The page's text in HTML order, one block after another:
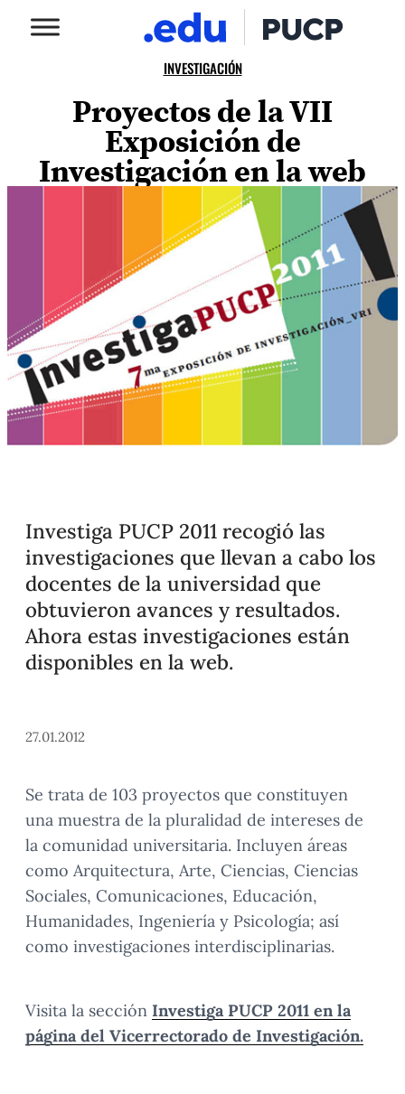
INVESTIGACIÓN
Proyectos de la VII
Exposición de
Investigación en la web
Investiga PUCP 2011 recogió las
investigaciones que llevan a cabo los
docentes de la universidad que
obtuvieron avances y resultados.
Ahora estas investigaciones están
disponibles en la web.
27.01.2012
Se trata de 103 proyectos que constituyen
una muestra de la pluralidad de intereses de
la comunidad universitaria. Incluyen áreas
como Arquitectura, Arte, Ciencias, Ciencias
Sociales, Comunicaciones, Educación,
Humanidades, Ingeniería y Psicología; así
como investigaciones interdisciplinarias.
Visita la sección Investiga PUCP 2011 en la
página del Vicerrectorado de Investigación.